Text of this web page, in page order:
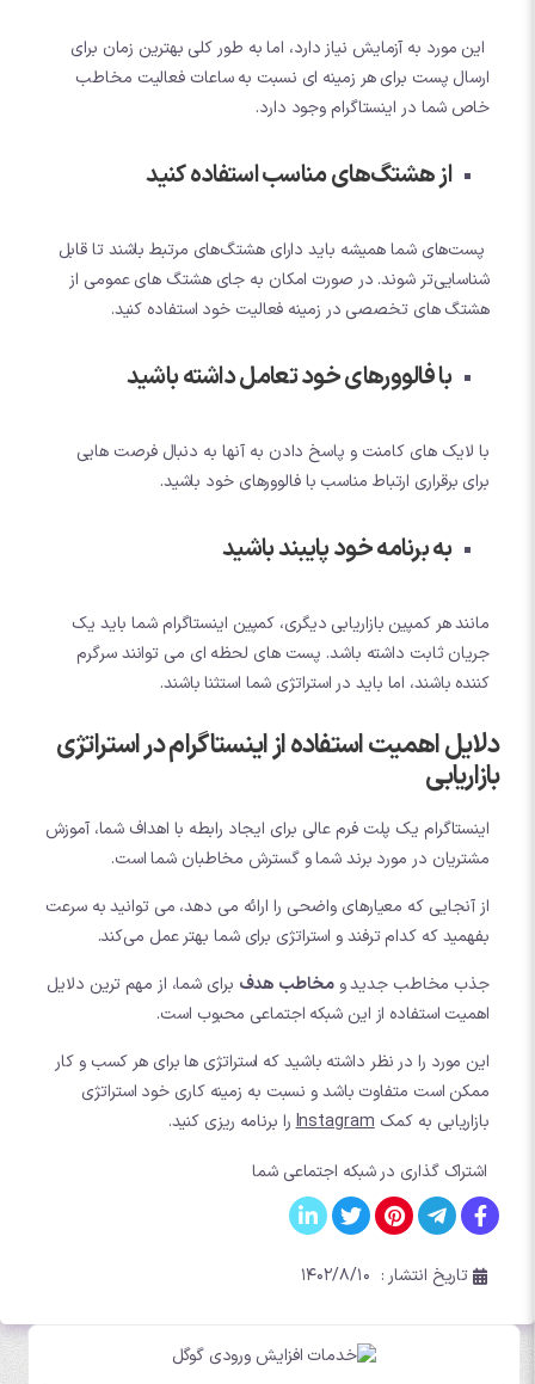
این مورد به آزمایش نیاز دارد، اما به طور کلی بهترین زمان برای
ارسال پست برای هر زمینه ای نسبت به ساعات فعالیت مخاطب
خاص شما در اینستاگرام وجود دارد.
از هشتگ‌های مناسب استفاده کنید
پست‌های شما همیشه باید دارای هشتگ‌های مرتبط باشند تا قابل
شناسایی‌تر شوند. در صورت امکان به جای هشتگ های عمومی از
هشتگ های تخصصی در زمینه فعالیت خود استفاده کنید.
با فالوورهای خود تعامل داشته باشید
با لایک های کامنت و پاسخ دادن به آنها به دنبال فرصت هایی
برای برقراری ارتباط مناسب با فالوورهای خود باشید.
به برنامه خود پایبند باشید
مانند هر کمپین بازاریابی دیگری، کمپین اینستاگرام شما باید یک
جریان ثابت داشته باشد. پست های لحظه ای می توانند سرگرم
کننده باشند، اما باید در استراتژی شما استثنا باشند.
دلایل اهمیت استفاده از اینستاگرام در استراتژی
بازاریابی
اینستاگرام یک پلت فرم عالی برای ایجاد رابطه با اهداف شما، آموزش
مشتریان در مورد برند شما و گسترش مخاطبان شما است.
از آنجایی که معیارهای واضحی را ارائه می دهد، می توانید به سرعت
بفهمید که کدام ترفند و استراتژی برای شما بهتر عمل می‌کند.
جذب مخاطب جدید ومخاطب هدف برای شما، از مهم ترین دلایل
اهمیت استفاده از این شبکه اجتماعی محبوب است.
این مورد را در نظر داشته باشید که استراتژی ها برای هر کسب و کار
ممکن است متفاوت باشد و نسبت به زمینه کاری خود استراتژی
بازاریابی به کمکInstagramرا برنامه ریزی کنید.
اشتراک گذاری در شبکه اجتماعی شما
تاریخ انتشار : ۱۴۰۲/۸/۱۰